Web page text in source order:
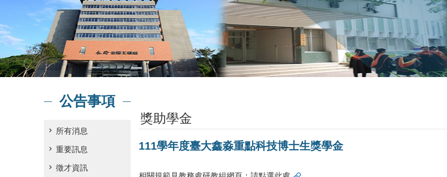
公告事項
所有消息
重要訊息
徵才資訊
獎助學金
111學年度臺大鑫淼重點科技博士生獎學金